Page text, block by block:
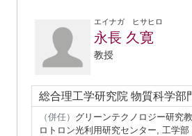
エイナガ ヒサヒロ
永長 久寛
教授
総合理工学研究院 物質科学部
（併任） グリーンテクノロジー研究
ロトロン光利用研究センター, 工学